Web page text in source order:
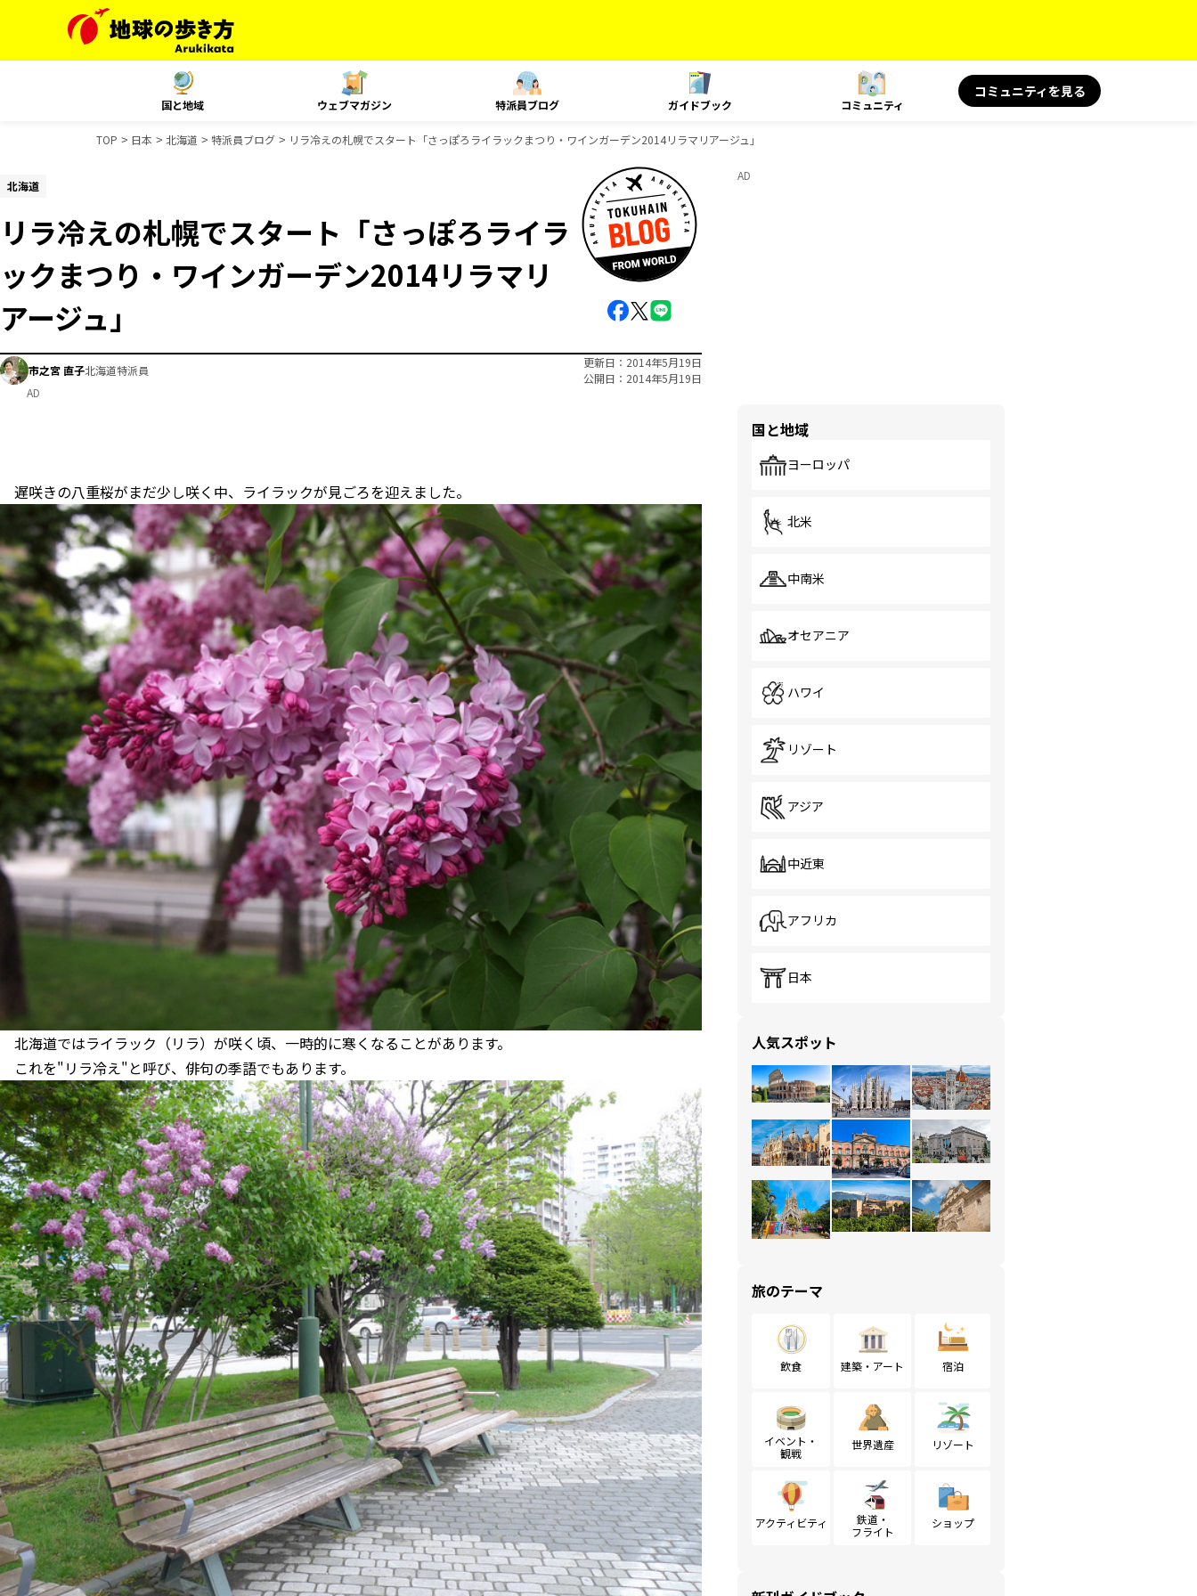
国と地域 ウェブマガジン 特派員ブログ ガイドブック コミュニティ
コミュニティを見る
TOP 日本 北海道 特派員ブログ リラ冷えの札幌でスタート「さっぽろライラックまつり・ワインガーデン2014リラマリアージュ」
北海道
リラ冷えの札幌でスタート「さっぽろライラ
ックまつり・ワインガーデン2014リラマリ
アージュ」
市之宮 直子北海道特派員
更新日
2014年5月19日
公開日
2014年5月19日
AD
遅咲きの八重桜がまだ少し咲く中、ライラックが見ごろを迎えました。
北海道ではライラック（リラ）が咲く頃、一時的に寒くなることがあります。
これを"リラ冷え"と呼び、俳句の季語でもあります。
AD
国と地域
ヨーロッパ
北米
中南米
オセアニア
ハワイ
リゾート
アジア
中近東
アフリカ
日本
人気スポット
旅のテーマ
飲食 建築・アート 宿泊
イベント・
観戦
世界遺産 リゾート
アクティビティ
鉄道・
フライト
ショップ